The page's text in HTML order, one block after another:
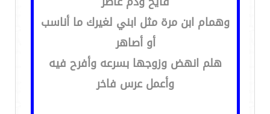
وهمام ابن مرة مثل ابني لغيرك ما أناسب
أو أصاهر
هلم انهض وزوجها بسرعه وأفرح فيه
وأعمل عرس فاخر